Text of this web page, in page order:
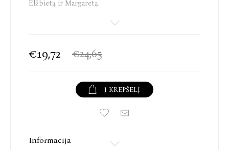
Elžbietą ir Margaretą.
1936 m. karaliui Eduardui VIII atsisakius sosto ir
brolis perėmė tėvo vardą ir tapo karaliumi Jurgiu VI.
Drovus, jautrus, mikčiojantis Jurgis VI neįsivaizdavo
pasitikinti, bendrauti mėgstanti jo žmona Elžbieta,
vėliau gyvenime praminta „karaliene motina“, teikė
ir palaikomas žmonos, sugebėjo tapti išskirtiniu
metais, palaikė glaudžius santykius su Winstonu
€19,72 €24,65
Į KREPŠELĮ
Informacija